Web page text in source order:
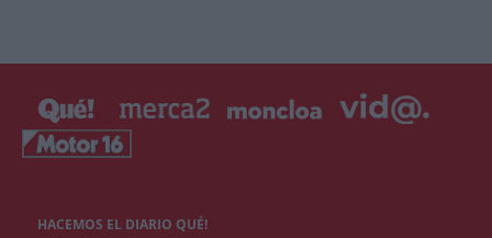
HACEMOS EL DIARIO QUÉ!